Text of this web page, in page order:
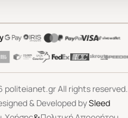
politeianet.gr All rights reserved.
& Developed bySleed